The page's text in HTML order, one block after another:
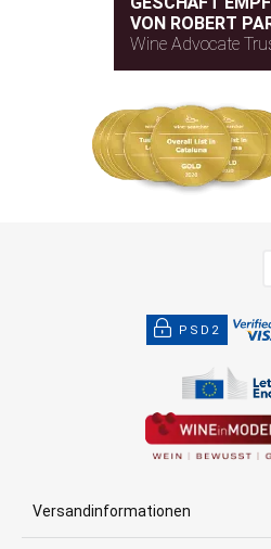
VON ROBERT
Wine Advocate
PSD2
Versandinformationen